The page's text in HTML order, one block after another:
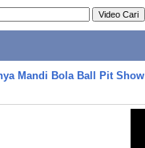
Mandi Bola Ball Pit